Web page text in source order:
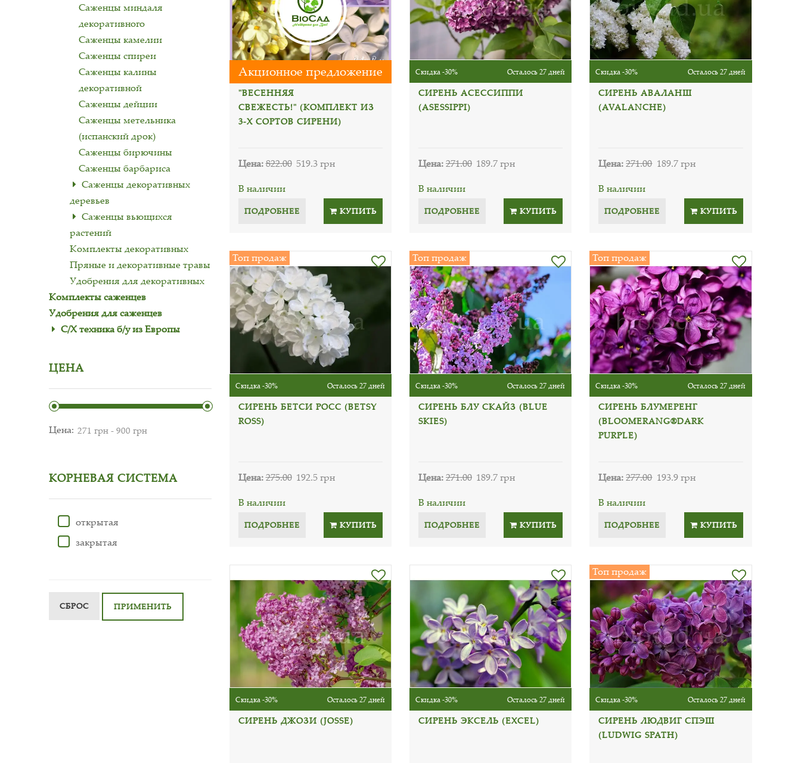
Саженцы миндаля
декоративного
Саженцы камелии
Саженцы спиреи
Саженцы калины
декоративной
Саженцы дейции
Саженцы метельника
(испанский дрок)
Саженцы бирючины
Саженцы барбариса
Саженцы декоративных
деревьев
Саженцы вьющихся
растений
Комплекты декоративных
Пряные и декоративные травы
Удобрения для декоративных
Комплекты саженцев
Удобрения для саженцев
С/Х техника б/у из Европы
ЦЕНА
Цена:
КОРНЕВАЯ СИСТЕМА
открытая
закрытая
СБРОС ПРИМЕНИТЬ
Акционное предложение
"ВЕСЕННЯЯ
СВЕЖЕСТЬ!" (КОМПЛЕКТ ИЗ
3-Х СОРТОВ СИРЕНИ)
Цена:822.00 519.3 грн
В наличии
ПОДРОБНЕЕ КУПИТЬ
Скидка -30% Осталось 27 дней
СИРЕНЬ АСЕССИППИ
(ASESSIPPI)
Цена:271.00 189.7 грн
В наличии
ПОДРОБНЕЕ КУПИТЬ
Скидка -30% Осталось 27 дней
СИРЕНЬ АВАЛАНШ
(AVALANCHE)
Цена:271.00 189.7 грн
В наличии
ПОДРОБНЕЕ КУПИТЬ
Топ продаж
Скидка -30% Осталось 27 дней
СИРЕНЬ БЕТСИ РОСС (BETSY
ROSS)
Цена:275.00 192.5 грн
В наличии
ПОДРОБНЕЕ КУПИТЬ
Топ продаж
Скидка -30% Осталось 27 дней
СИРЕНЬ БЛУ СКАЙЗ (BLUE
SKIES)
Цена:271.00 189.7 грн
В наличии
ПОДРОБНЕЕ КУПИТЬ
Топ продаж
Скидка -30% Осталось 27 дней
СИРЕНЬ БЛУМЕРЕНГ
(BLOOMERANG®DARK
PURPLE)
Цена:277.00 193.9 грн
В наличии
ПОДРОБНЕЕ КУПИТЬ
Скидка -30% Осталось 27 дней
СИРЕНЬ ДЖОЗИ (JOSSE)
Скидка -30% Осталось 27 дней
СИРЕНЬ ЭКСЕЛЬ (EXCEL)
Топ продаж
Скидка -30% Осталось 27 дней
СИРЕНЬ ЛЮДВИГ СПЭШ
(LUDWIG SPATH)